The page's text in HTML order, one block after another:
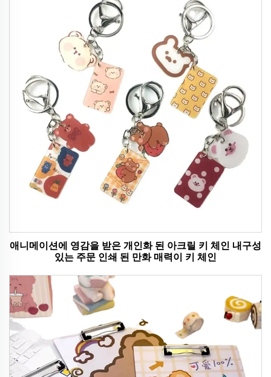
애니메이션에 영감을 받은 개인화 된 아크릴 키 체인 내구성
있는 주문 인쇄 된 만화 매력이 키 체인